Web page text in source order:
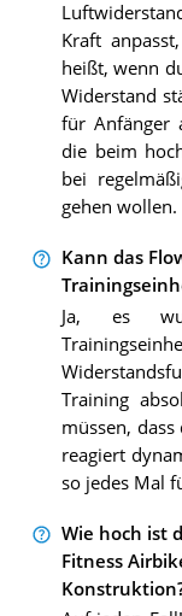
Kraft
heißt, wenn
Widerstand
für Anfänger
die beim
bei
gehen wollen.
Kann das
Ja, es
Training
müssen,
reagiert
so jedes Mal
Wie hoch ist
Fitness